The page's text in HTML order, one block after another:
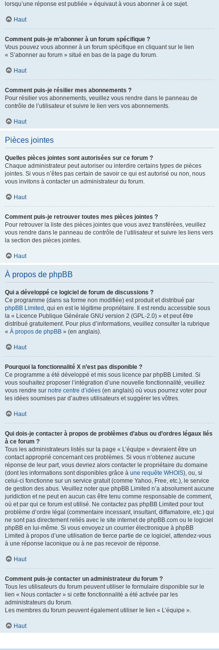
lorsqu’une réponse est publiée » équivaut à vous abonner à ce sujet.
Haut
Comment puis-je m’abonner à un forum spécifique ?
Vous pouvez vous abonner à un forum spécifique en cliquant sur le lien
« S’abonner au forum » situé en bas de la page du forum.
Haut
Comment puis-je résilier mes abonnements ?
Pour résilier vos abonnements, veuillez vous rendre dans le panneau de
contrôle de l’utilisateur et suivre le lien vers vos abonnements.
Haut
Pièces jointes
Quelles pièces jointes sont autorisées sur ce forum ?
Chaque administrateur peut autoriser ou interdire certains types de pièces
jointes. Si vous n’êtes pas certain de savoir ce qui est autorisé ou non, nous
vous invitons à contacter un administrateur du forum.
Haut
Comment puis-je retrouver toutes mes pièces jointes ?
Pour retrouver la liste des pièces jointes que vous avez transférées, veuillez
vous rendre dans le panneau de contrôle de l’utilisateur et suivre les liens vers
la section des pièces jointes.
Haut
À propos de phpBB
Qui a développé ce logiciel de forum de discussions ?
Ce programme (dans sa forme non modifiée) est produit et distribué par
phpBB Limited , qui en est le légitime propriétaire. Il est rendu accessible sous
la « Licence Publique Générale GNU version 2 (GPL-2.0) » et peut être
distribué gratuitement. Pour plus d’informations, veuillez consulter la rubrique
« À propos de phpBB » (en anglais).
Haut
Pourquoi la fonctionnalité X n’est pas disponible ?
Ce programme a été développé et mis sous licence par phpBB Limited. Si
vous souhaitez proposer l’intégration d’une nouvelle fonctionnalité, veuillez
vous rendre sur notre centre d’idées (en anglais) où vous pourrez voter pour
les idées soumises par d’autres utilisateurs et suggérer les vôtres.
Haut
Qui dois-je contacter à propos de problèmes d’abus ou d’ordres légaux liés
à ce forum ?
Tous les administrateurs listés sur la page « L’équipe » devraient être un
contact approprié concernant ces problèmes. Si vous n’obtenez aucune
réponse de leur part, vous devriez alors contacter le propriétaire du domaine
(dont les informations sont disponibles grâce à une requête WHOIS), ou, si
celui-ci fonctionne sur un service gratuit (comme Yahoo, Free, etc.), le service
de gestion des abus. Veuillez noter que phpBB Limited n’a absolument aucune
juridiction et ne peut en aucun cas être tenu comme responsable de comment,
où et par qui ce forum est utilisé. Ne contactez pas phpBB Limited pour tout
problème d’ordre légal (commentaire incessant, insultant, diffamatoire, etc.) qui
ne sont pas directement reliés avec le site internet de phpBB.com ou le logiciel
phpBB en lui-même. Si vous envoyez un courrier électronique à phpBB
Limited à propos d’une utilisation de tierce partie de ce logiciel, attendez-vous
à une réponse laconique ou à ne pas recevoir de réponse.
Haut
Comment puis-je contacter un administrateur du forum ?
Tous les utilisateurs du forum peuvent utiliser le formulaire disponible sur le
lien « Nous contacter » si cette fonctionnalité a été activée par les
administrateurs du forum.
Les membres du forum peuvent également utiliser le lien « L’équipe ».
Haut